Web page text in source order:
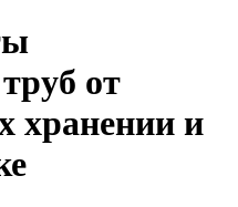
от
хранении и